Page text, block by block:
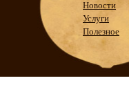
Новости
Услуги
Полезное